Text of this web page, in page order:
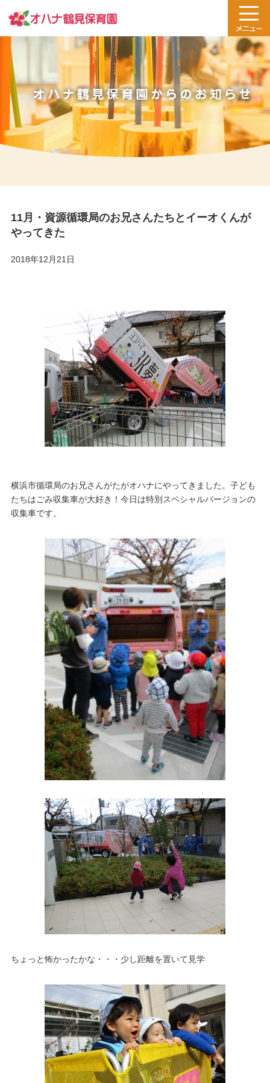
11月・資源循環局のお兄さんたちとイーオくんが
やってきた
2018年12月21日
横浜市循環局のお兄さんがたがオハナにやってきました。子ども
たちはごみ収集車が大好き！今日は特別スペシャルバージョンの
収集車です。
ちょっと怖かったかな・・・少し距離を置いて見学